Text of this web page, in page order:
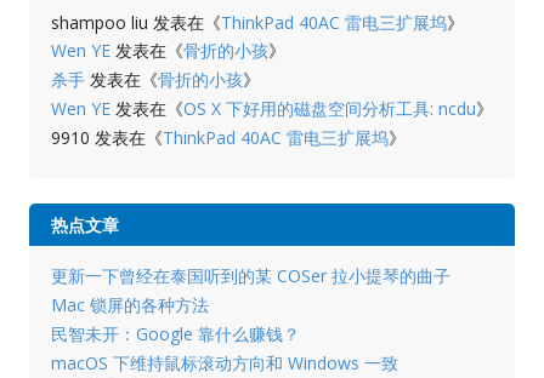
shampoo liu 发表在《ThinkPad 40AC 雷电三扩展坞》
Wen YE发表在《骨折的小孩》
杀手发表在《骨折的小孩》
Wen YE发表在《OS X 下好用的磁盘空间分析工具: ncdu》
9910 发表在《ThinkPad 40AC 雷电三扩展坞》
热点文章
更新一下曾经在泰国听到的某 COSer 拉小提琴的曲子
Mac 锁屏的各种方法
民智未开：Google 靠什么赚钱？
macOS 下维持鼠标滚动方向和 Windows 一致